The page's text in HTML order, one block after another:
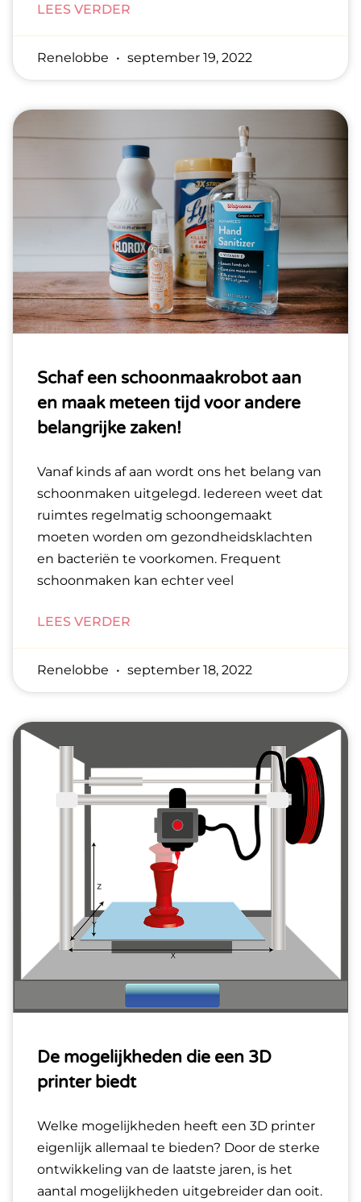
LEES VERDER
Renelobbe september 19, 2022
Schaf een schoonmaakrobot aan
en maak meteen tijd voor andere
belangrijke zaken!
Vanaf kinds af aan wordt ons het belang van
schoonmaken uitgelegd. Iedereen weet dat
ruimtes regelmatig schoongemaakt
moeten worden om gezondheidsklachten
en bacteriën te voorkomen. Frequent
schoonmaken kan echter veel
LEES VERDER
Renelobbe september 18, 2022
De mogelijkheden die een 3D
printer biedt
Welke mogelijkheden heeft een 3D printer
eigenlijk allemaal te bieden? Door de sterke
ontwikkeling van de laatste jaren, is het
aantal mogelijkheden uitgebreider dan ooit.